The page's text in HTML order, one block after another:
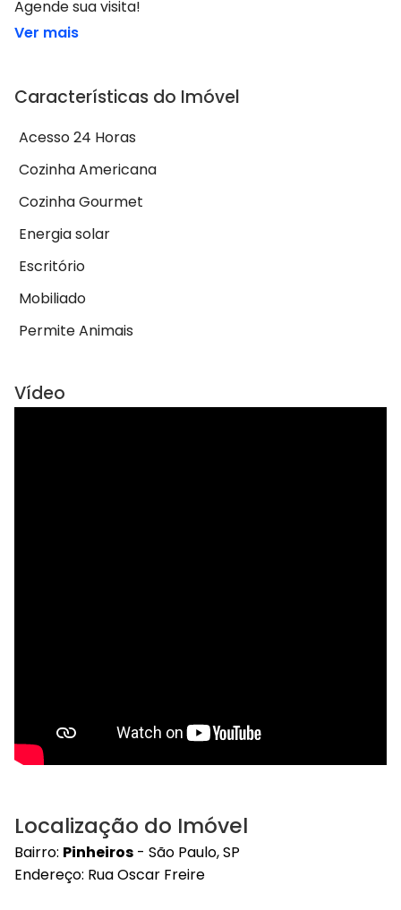
Agende sua visita!
Ver mais
Características do Imóvel
Acesso 24 Horas
Cozinha Americana
Cozinha Gourmet
Energia solar
Escritório
Mobiliado
Permite Animais
Vídeo
Localização do Imóvel
Bairro: Pinheiros - São Paulo, SP
Endereço: Rua Oscar Freire